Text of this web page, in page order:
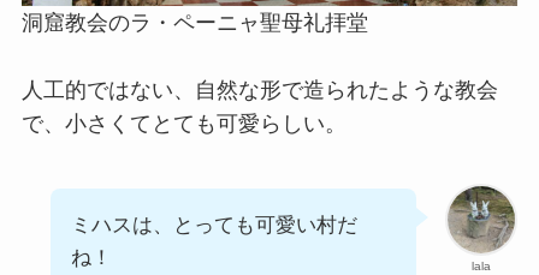
洞窟教会のラ・ペーニャ聖母礼拝堂
人工的ではない、自然な形で造られたような教会
で、小さくてとても可愛らしい。
lala
ミハスは、とっても可愛い村だ
ね！